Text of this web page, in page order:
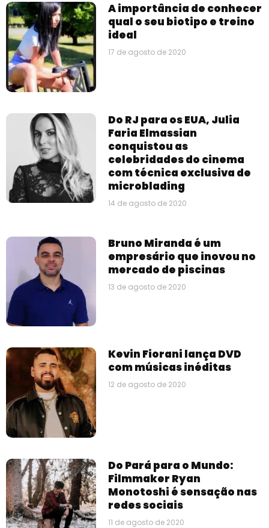
A importância de conhecer
qual o seu biotipo e treino
ideal
17 de agosto de 2020
Do RJ para os EUA, Julia
Faria Elmassian
conquistou as
celebridades do cinema
com técnica exclusiva de
microblading
14 de agosto de 2020
Bruno Miranda é um
empresário que inovou no
mercado de piscinas
13 de agosto de 2020
Kevin Fiorani lança DVD
com músicas inéditas
12 de agosto de 2020
Do Pará para o Mundo:
Filmmaker Ryan
Monotoshi é sensação nas
redes sociais
11 de agosto de 2020